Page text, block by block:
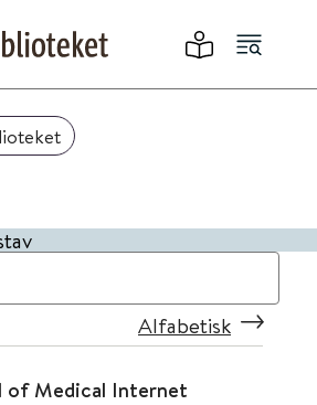
Alfabetisk
of Medical Internet